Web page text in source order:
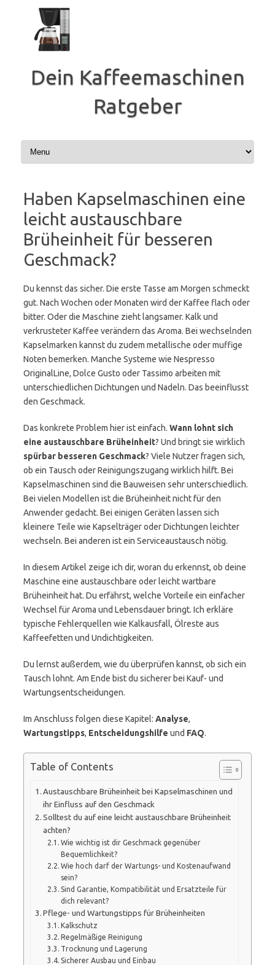
springen
Dein Kaffeemaschinen
Ratgeber
Haben Kapselmaschinen eine
leicht austauschbare
Brüheinheit für besseren
Geschmack?
Du kennst das sicher. Die erste Tasse am Morgen schmeckt
gut. Nach Wochen oder Monaten wird der Kaffee flach oder
bitter. Oder die Maschine zieht langsamer. Kalk und
verkrusteter Kaffee verändern das Aroma. Bei wechselnden
Kapselmarken kannst du zudem metallische oder muffige
Noten bemerken. Manche Systeme wie Nespresso
OriginalLine, Dolce Gusto oder Tassimo arbeiten mit
unterschiedlichen Dichtungen und Nadeln. Das beeinflusst
den Geschmack.
Das konkrete Problem hier ist einfach. Wann lohnt sich
eine austauschbare Brüheinheit? Und bringt sie wirklich
spürbar besseren Geschmack? Viele Nutzer fragen sich,
ob ein Tausch oder Reinigungszugang wirklich hilft. Bei
Kapselmaschinen sind die Bauweisen sehr unterschiedlich.
Bei vielen Modellen ist die Brüheinheit nicht für den
Anwender gedacht. Bei einigen Geräten lassen sich
kleinere Teile wie Kapselträger oder Dichtungen leichter
wechseln. Bei anderen ist ein Serviceaustausch nötig.
In diesem Artikel zeige ich dir, woran du erkennst, ob deine
Maschine eine austauschbare oder leicht wartbare
Brüheinheit hat. Du erfährst, welche Vorteile ein einfacher
Wechsel für Aroma und Lebensdauer bringt. Ich erkläre
typische Fehlerquellen wie Kalkausfall, Ölreste aus
Kaffeefetten und Undichtigkeiten.
Du lernst außerdem, wie du überprüfen kannst, ob sich ein
Tausch lohnt. Am Ende bist du sicherer bei Kauf- und
Wartungsentscheidungen.
Im Anschluss folgen diese Kapitel: Analyse,
Wartungstipps, Entscheidungshilfe und FAQ.
Table of Contents
Austauschbare Brüheinheit bei Kapselmaschinen und
ihr Einfluss auf den Geschmack
Solltest du auf eine leicht austauschbare Brüheinheit
achten?
Wie wichtig ist dir Geschmack gegenüber
Bequemlichkeit?
Wie hoch darf der Wartungs- und Kostenaufwand
sein?
Sind Garantie, Kompatibilität und Ersatzteile für
dich relevant?
Pflege- und Wartungstipps für Brüheinheiten
Kalkschutz
Regelmäßige Reinigung
Trocknung und Lagerung
Sicherer Ausbau und Einbau